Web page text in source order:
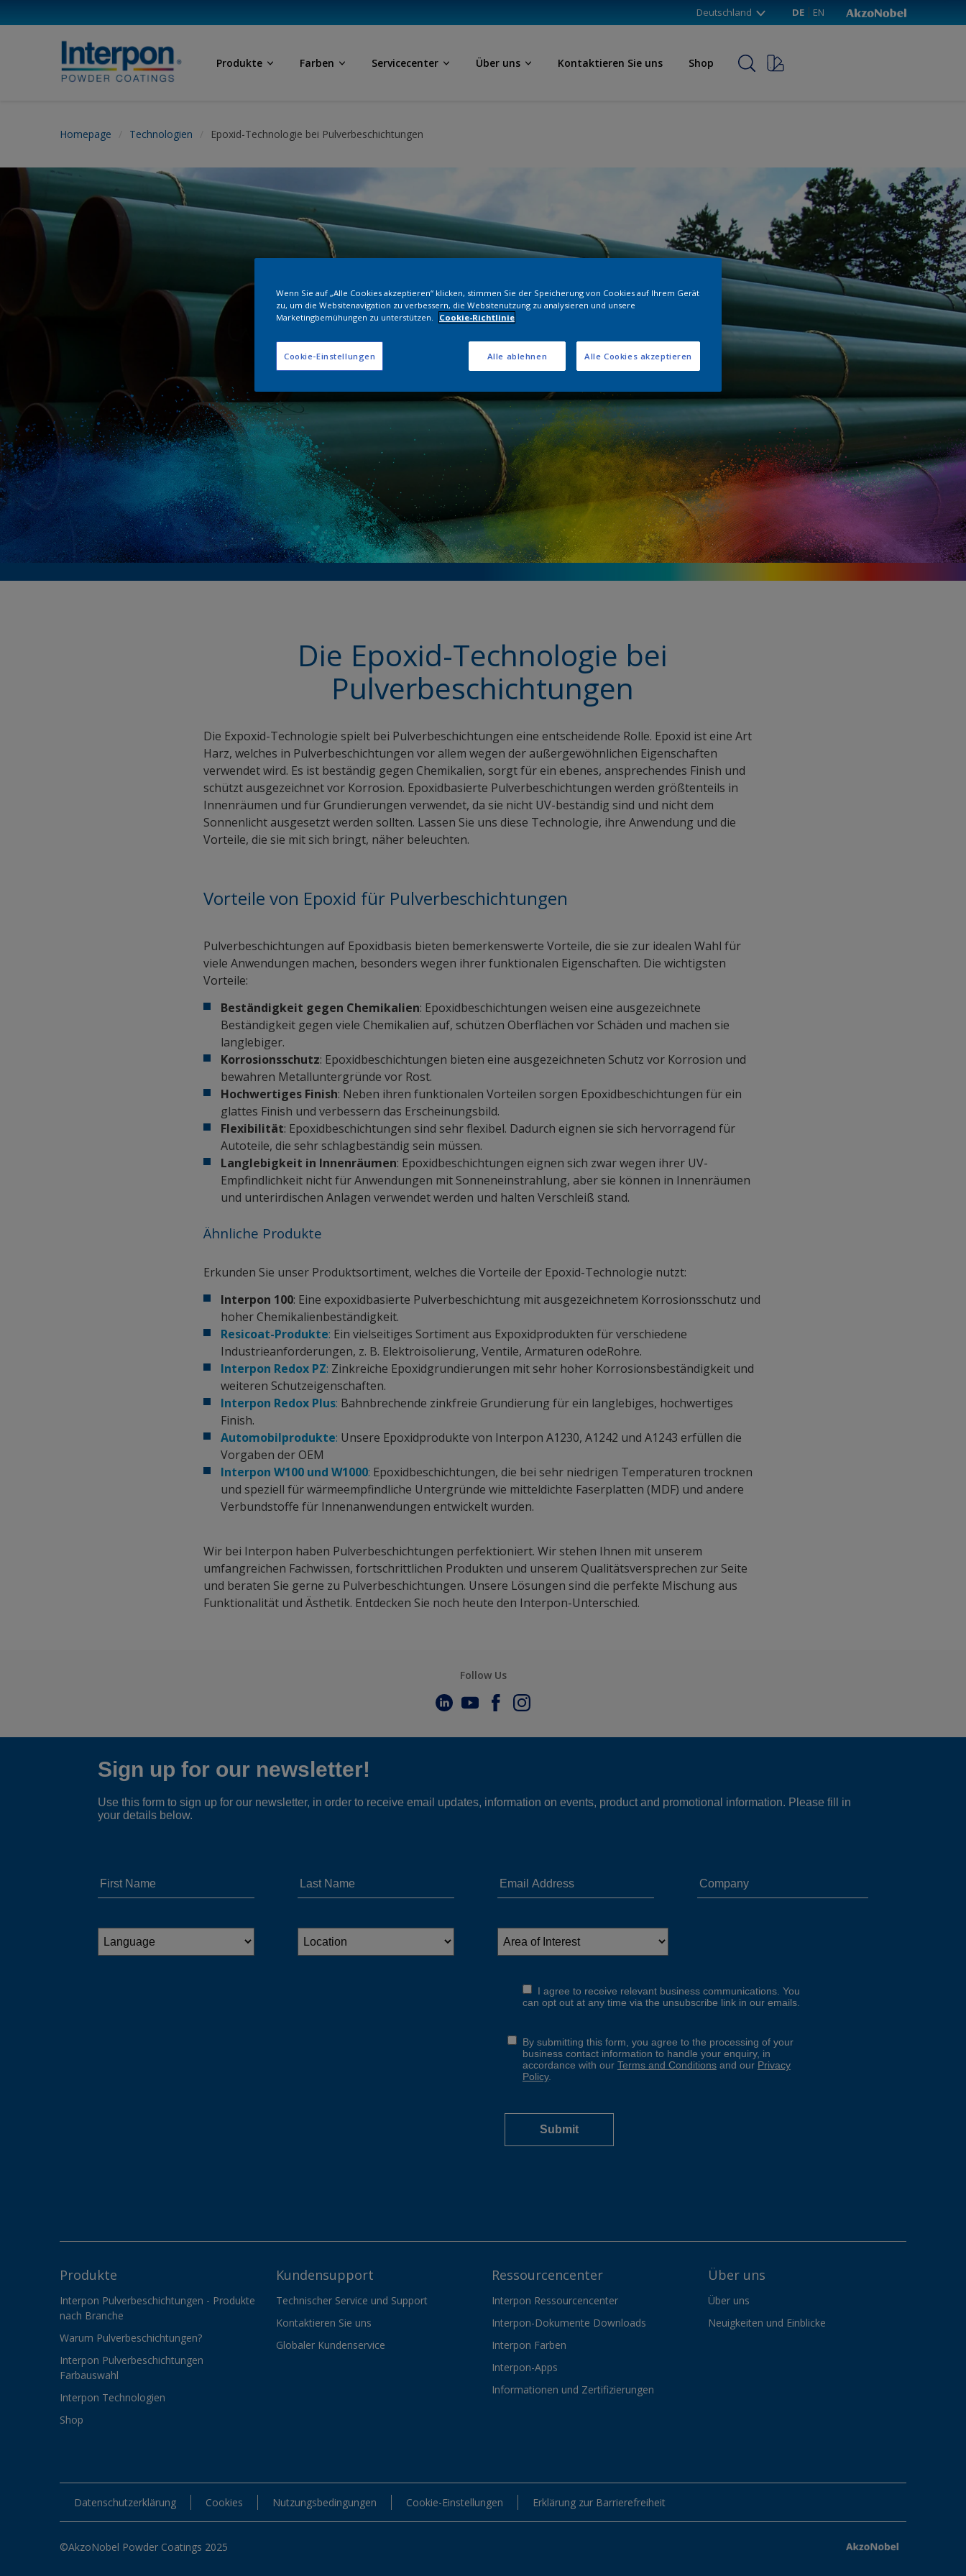
Deutschland DE EN
Produkte Farben Servicecenter Über uns Kontaktieren Sie uns Shop
Homepage Technologien Epoxid-Technologie bei Pulverbeschichtungen
Expoxid-Technologie
Die Epoxid-Technologie bei
Pulverbeschichtungen
Die Expoxid-Technologie spielt bei Pulverbeschichtungen eine entscheidende Rolle. Epoxid ist eine Art
Harz, welches in Pulverbeschichtungen vor allem wegen der außergewöhnlichen Eigenschaften
verwendet wird. Es ist beständig gegen Chemikalien, sorgt für ein ebenes, ansprechendes Finish und
schützt ausgezeichnet vor Korrosion. Epoxidbasierte Pulverbeschichtungen werden größtenteils in
Innenräumen und für Grundierungen verwendet, da sie nicht UV-beständig sind und nicht dem
Sonnenlicht ausgesetzt werden sollten. Lassen Sie uns diese Technologie, ihre Anwendung und die
Vorteile, die sie mit sich bringt, näher beleuchten.
Vorteile von Epoxid für Pulverbeschichtungen
Pulverbeschichtungen auf Epoxidbasis bieten bemerkenswerte Vorteile, die sie zur idealen Wahl für
viele Anwendungen machen, besonders wegen ihrer funktionalen Eigenschaften. Die wichtigsten
Vorteile:
Beständigkeit gegen Chemikalien: Epoxidbeschichtungen weisen eine ausgezeichnete
Beständigkeit gegen viele Chemikalien auf, schützen Oberflächen vor Schäden und machen sie
langlebiger.
Korrosionsschutz: Epoxidbeschichtungen bieten eine ausgezeichneten Schutz vor Korrosion und
bewahren Metalluntergründe vor Rost.
Hochwertiges Finish: Neben ihren funktionalen Vorteilen sorgen Epoxidbeschichtungen für ein
glattes Finish und verbessern das Erscheinungsbild.
Flexibilität: Epoxidbeschichtungen sind sehr flexibel. Dadurch eignen sie sich hervorragend für
Autoteile, die sehr schlagbeständig sein müssen.
Langlebigkeit in Innenräumen: Epoxidbeschichtungen eignen sich zwar wegen ihrer UV-
Empfindlichkeit nicht für Anwendungen mit Sonneneinstrahlung, aber sie können in Innenräumen
und unterirdischen Anlagen verwendet werden und halten Verschleiß stand.
Ähnliche Produkte
Erkunden Sie unser Produktsortiment, welches die Vorteile der Epoxid-Technologie nutzt:
Interpon 100: Eine expoxidbasierte Pulverbeschichtung mit ausgezeichnetem Korrosionsschutz und
hoher Chemikalienbeständigkeit.
Resicoat-Produkte: Ein vielseitiges Sortiment aus Expoxidprodukten für verschiedene
Industrieanforderungen, z. B. Elektroisolierung, Ventile, Armaturen odeRohre.
Interpon Redox PZ: Zinkreiche Epoxidgrundierungen mit sehr hoher Korrosionsbeständigkeit und
weiteren Schutzeigenschaften.
Interpon Redox Plus: Bahnbrechende zinkfreie Grundierung für ein langlebiges, hochwertiges
Finish.
Automobilprodukte: Unsere Epoxidprodukte von Interpon A1230, A1242 und A1243 erfüllen die
Vorgaben der OEM
Interpon W100 und W1000: Epoxidbeschichtungen, die bei sehr niedrigen Temperaturen trocknen
und speziell für wärmeempfindliche Untergründe wie mitteldichte Faserplatten (MDF) und andere
Verbundstoffe für Innenanwendungen entwickelt wurden.
Wir bei Interpon haben Pulverbeschichtungen perfektioniert. Wir stehen Ihnen mit unserem
umfangreichen Fachwissen, fortschrittlichen Produkten und unserem Qualitätsversprechen zur Seite
und beraten Sie gerne zu Pulverbeschichtungen. Unsere Lösungen sind die perfekte Mischung aus
Funktionalität und Ästhetik. Entdecken Sie noch heute den Interpon-Unterschied.
Follow Us
Produkte
Interpon Pulverbeschichtungen - Produkte
nach Branche
Warum Pulverbeschichtungen?
Interpon Pulverbeschichtungen
Farbauswahl
Interpon Technologien
Shop
Kundensupport
Technischer Service und Support
Kontaktieren Sie uns
Globaler Kundenservice
Ressourcencenter
Interpon Ressourcencenter
Interpon-Dokumente Downloads
Interpon Farben
Interpon-Apps
Informationen und Zertifizierungen
Über uns
Über uns
Neuigkeiten und Einblicke
Datenschutzerklärung Cookies Nutzungsbedingungen Cookie-Einstellungen Erklärung zur Barrierefreiheit
©AkzoNobel Powder Coatings 2025
Wenn Sie auf „Alle Cookies akzeptieren“ klicken, stimmen Sie der Speicherung von Cookies auf Ihrem Gerät
zu, um die Websitenavigation zu verbessern, die Websitenutzung zu analysieren und unsere
Marketingbemühungen zu unterstützen.
Cookie-Richtlinie
Cookie-Einstellungen Alle ablehnen Alle Cookies akzeptieren